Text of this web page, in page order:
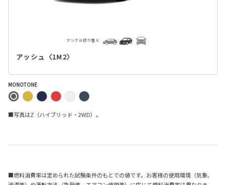
アッシュ〈1M2〉
アングル切り替え
MONOTONE
■写真はZ（ハイブリッド・2WD）。
■燃料消費率は定められた試験条件のもとでの値です。お客様の使用環境（気象、